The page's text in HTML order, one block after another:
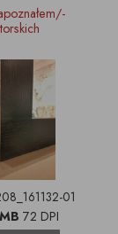
01
72 DPI